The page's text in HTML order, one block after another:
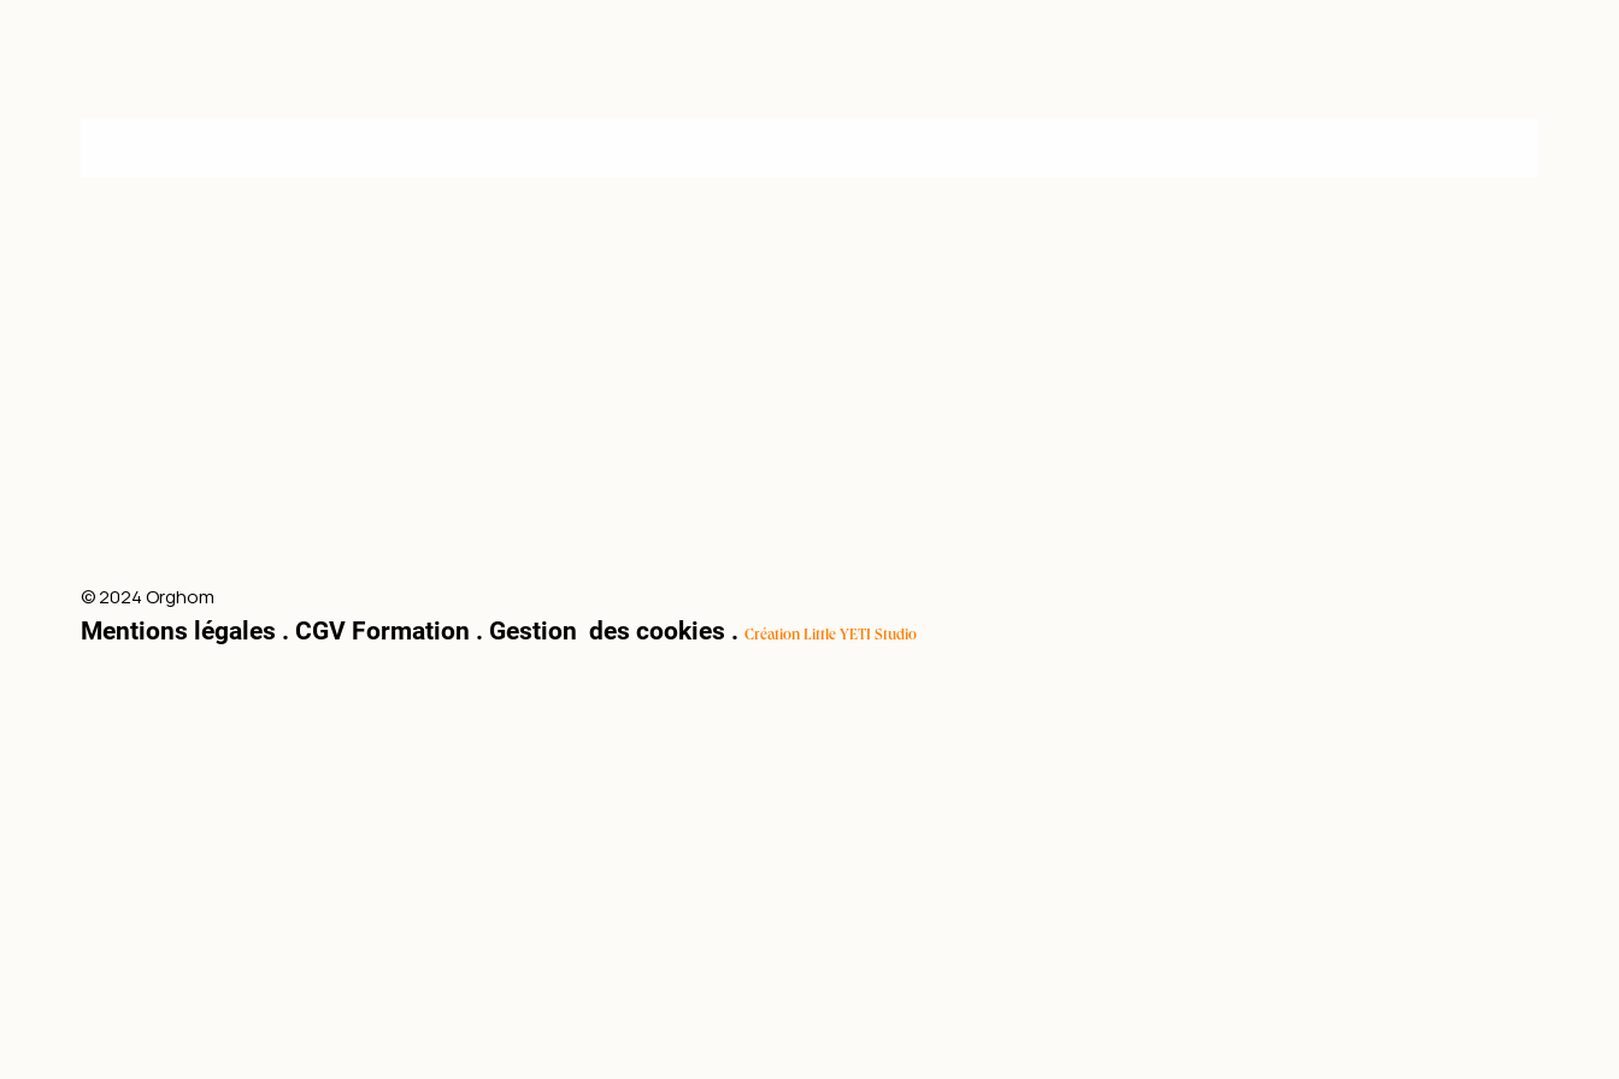
© 2024 Orghom
Mentions légales .CGV Formation . Gestion des cookies .Création Little YETI Studio